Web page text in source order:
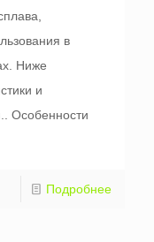
в
Ниже
и
Особенности
Подробнее